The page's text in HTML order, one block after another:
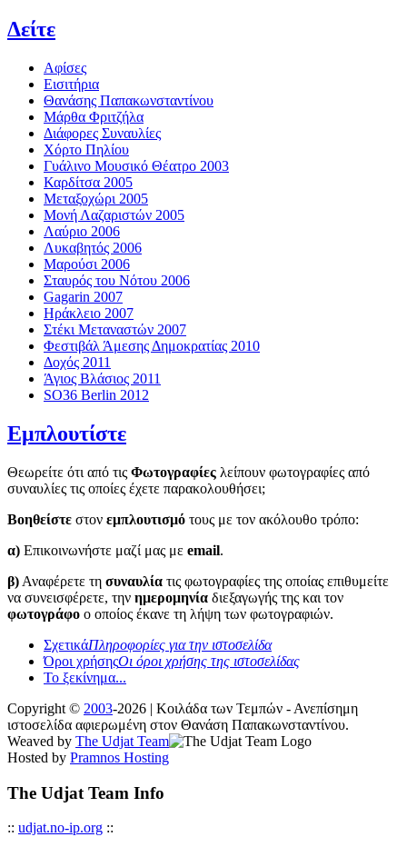
Δείτε
Αφίσες
Εισιτήρια
Θανάσης Παπακωνσταντίνου
Μάρθα Φριτζήλα
Διάφορες Συναυλίες
Χόρτο Πηλίου
Γυάλινο Μουσικό Θέατρο 2003
Καρδίτσα 2005
Μεταξοχώρι 2005
Μονή Λαζαριστών 2005
Λαύριο 2006
Λυκαβητός 2006
Μαρούσι 2006
Σταυρός του Νότου 2006
Gagarin 2007
Ηράκλειο 2007
Στέκι Μεταναστών 2007
Φεστιβάλ Άμεσης Δημοκρατίας 2010
Δοχός 2011
Άγιος Βλάσιος 2011
SO36 Berlin 2012
Εμπλουτίστε
Θεωρείτε ότι από τις Φωτογραφίες λείπουν φωτογραφίες από
συναυλίες τις οποίες έχετε παρακολουθήσει;
Βοηθείστε στον εμπλουτισμό τους με τον ακόλουθο τρόπο:
α) Επικοινωνήστε μαζί μας με email.
β) Αναφέρετε τη συναυλία τις φωτογραφίες της οποίας επιθυμείτε
να συνεισφέρετε, την ημερομηνία διεξαγωγής της και τον
φωτογράφο ο οποίος έκανε τη λήψη των φωτογραφιών.
ΣχετικάΠληροφορίες για την ιστοσελίδα
Όροι χρήσηςΟι όροι χρήσης της ιστοσελίδας
Το ξεκίνημα...
Copyright © 2003-2026 | Κοιλάδα των Τεμπών - Ανεπίσημη
ιστοσελίδα αφιερωμένη στον Θανάση Παπακωνσταντίνου.
Weaved by The Udjat Team
Hosted by Pramnos Hosting
The Udjat Team Info
:: udjat.no-ip.org ::